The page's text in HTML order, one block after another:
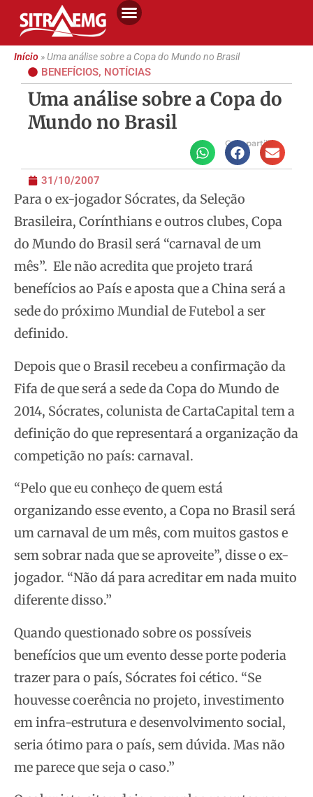
Início» Uma análise sobre a Copa do Mundo no Brasil
BENEFÍCIOS, NOTÍCIAS
Uma análise sobre a Copa do
Mundo no Brasil
Compartilhe
31/10/2007
Para o ex-jogador Sócrates, da Seleção
Brasileira, Corínthians e outros clubes, Copa
do Mundo do Brasil será “carnaval de um
mês”. Ele não acredita que projeto trará
benefícios ao País e aposta que a China será a
sede do próximo Mundial de Futebol a ser
definido.
Depois que o Brasil recebeu a confirmação da
Fifa de que será a sede da Copa do Mundo de
2014, Sócrates, colunista de CartaCapital tem a
definição do que representará a organização da
competição no país: carnaval.
“Pelo que eu conheço de quem está
organizando esse evento, a Copa no Brasil será
um carnaval de um mês, com muitos gastos e
sem sobrar nada que se aproveite”, disse o ex-
jogador. “Não dá para acreditar em nada muito
diferente disso.”
Quando questionado sobre os possíveis
benefícios que um evento desse porte poderia
trazer para o país, Sócrates foi cético. “Se
houvesse coerência no projeto, investimento
em infra-estrutura e desenvolvimento social,
seria ótimo para o país, sem dúvida. Mas não
me parece que seja o caso.”